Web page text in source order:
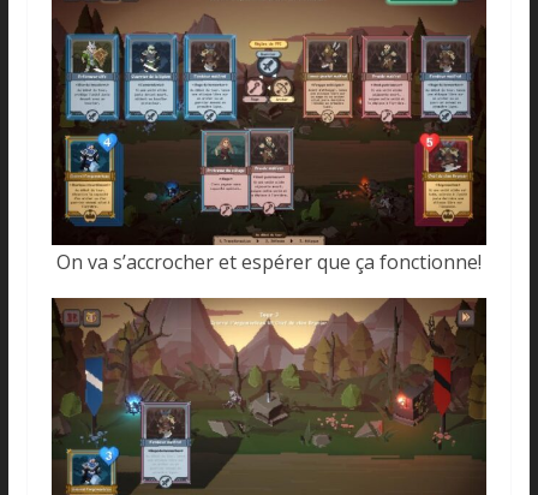
On va s’accrocher et espérer que ça fonctionne!